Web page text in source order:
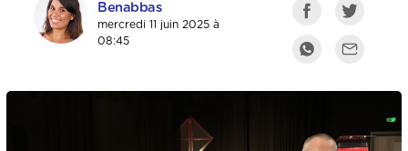
Benabbas
mercredi 11 juin 2025 à
08:45